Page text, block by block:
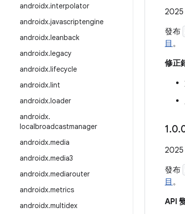
androidx.interpolator
androidx.javascriptengine
androidx.leanback
androidx.legacy
androidx.lifecycle
androidx.lint
androidx.loader
androidx.
localbroadcastmanager
androidx.media
androidx.media3
androidx.mediarouter
androidx.metrics
androidx.multidex
2025
發布
目 。
修正
1.0.
2025
發布
目 。
API